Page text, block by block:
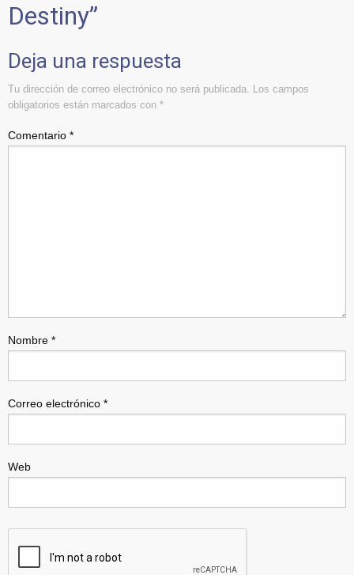
Destiny”
Deja una respuesta
Tu dirección de correo electrónico no será publicada. Los campos
obligatorios están marcados con *
Comentario *
Nombre *
Correo electrónico *
Web